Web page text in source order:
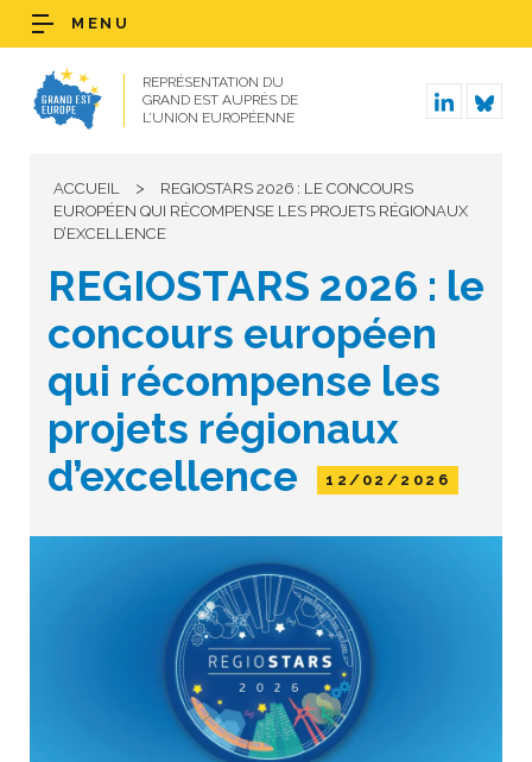
REPRÉSENTATION DU
GRAND EST AUPRÈS DE
L’UNION EUROPÉENNE
MENU
ACCUEIL >
REGIOSTARS 2026 : LE CONCOURS
EUROPÉEN QUI RÉCOMPENSE LES PROJETS RÉGIONAUX
D’EXCELLENCE
REGIOSTARS 2026 : le
concours européen
qui récompense les
projets régionaux
d’excellence
12/02/2026